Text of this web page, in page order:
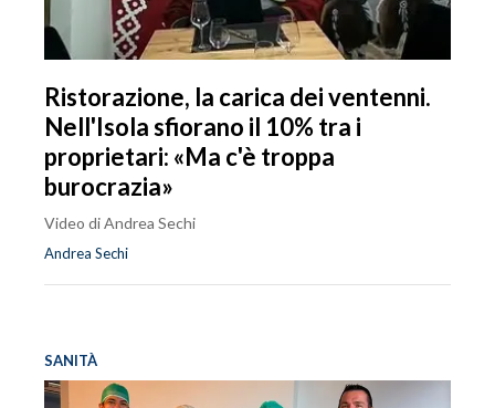
Ristorazione, la carica dei ventenni.
Nell'Isola sfiorano il 10% tra i
proprietari: «Ma c'è troppa
burocrazia»
Video di Andrea Sechi
Andrea Sechi
SANITÀ